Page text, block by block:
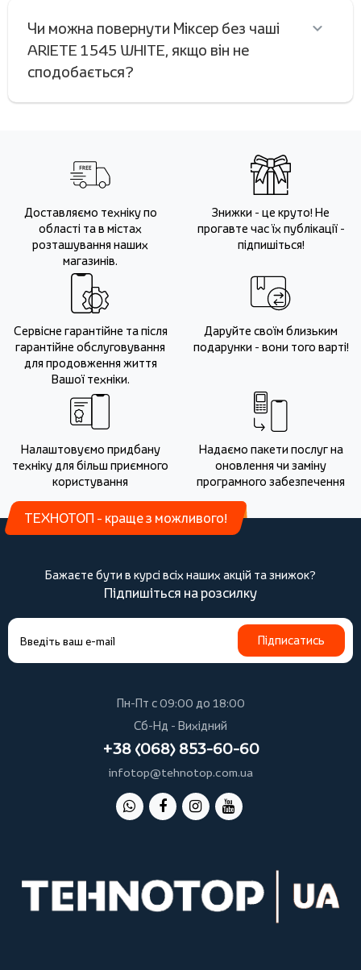
Чи можна повернути Міксер без чаші
ARIETE 1545 WHITE, якщо він не
сподобається?
Доставляємо техніку по
області та в містах
розташування наших
магазинів.
Знижки - це круто! Не
прогавте час їх публікації -
підпишіться!
Сервісне гарантійне та після
гарантійне обслуговування
для продовження життя
Вашої техніки.
Даруйте своїм близьким
подарунки - вони того варті!
Налаштовуємо придбану
техніку для більш приємного
користування
Надаємо пакети послуг на
оновлення чи заміну
програмного забезпечення
ТЕХНОТОП - краще з можливого!
Бажаєте бути в курсі всіх наших акцій та знижок?
Підпишіться на розсилку
Підписатись
Пн-Пт с 09:00 до 18:00
Сб-Нд - Вихідний
+38 (068) 853-60-60
infotop@tehnotop.com.ua